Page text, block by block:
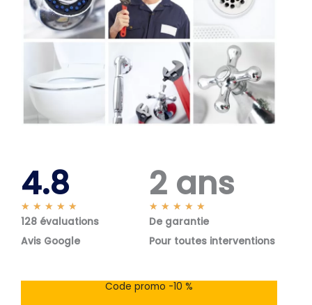
4.8
★ ★ ★ ★ ★
o
s
128 évaluations
Avis Google
2 ans
★ ★ ★ ★ ★
o
s
De garantie
Pour toutes interventions
Code promo -10 %